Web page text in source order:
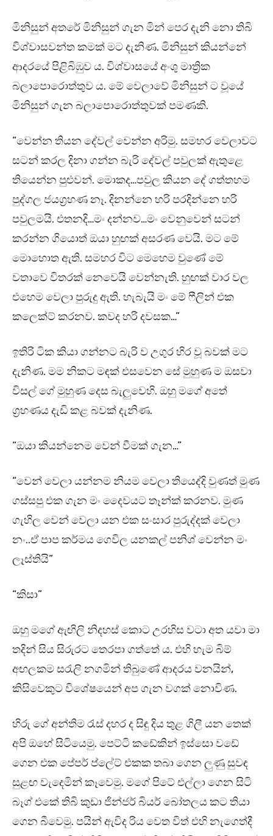
මිනිසුන් අතරේ මිනිසුන් ගැන මින් පෙර දැනි නො තිබි
විශ්වාසවන්ත කමක් මට දැනිණ. මිනිසුන් කියන්නේ
ආදරයේ පිළිබිඹුව ය. විශ්වාසයේ අංශු මාත්‍රික
බලාපොරොත්තුව ය. මේ වෙලාවේ මිනිසුන් ට වූයේ
මිනිසුන් ගැන බලාපොරොත්තුවක් පමණකි.
“වෙන්න තියන දේවල් වෙන්න අරිමු. සමහර වෙලාවට
සටන් කරල දිනා ගන්න බැරි දේවල් පවුලක් ඇතුළෙ
තියෙන්න පුළුවන්. මොකද…පවුල කියන දේ ගත්තහම
පුද්ගල ජයග්‍රහණ නෑ. දිනන්නෙ හරි පරදින්නෙ හරි
පවුලමයි. එතනදි…මං දන්නව…මං වෙනුවෙන් සටන්
කරන්න ගියොත් ඔයා හුඟක් අසරණ වෙයි. මට මේ
මොහොත ඇති. සමහර විට මෙහෙම වුණේ මේ
වතාවෙ විතරක් නෙවෙයි වෙන්නැති. හුඟක් වාර වල
එහෙම වෙලා පුරුදු ඇති. හැබැයි මං මේ ෆීලින් එක
කලෙක්ට් කරනව. කවද හරි දවසක…”
ඉතිරි ටික කියා ගන්නට බැරි ව උගුර හිර වූ බවක් මට
දැනිණ. මම නිකට මඳක් එසවෙන සේ මුහුණ ම ඔසවා
විසල් ගේ මුහුණ දෙස බැලුවෙහි. ඔහු මගේ අතේ
ග්‍රහණය දැඩි කළ බවක් දැනිණ.
“ඔයා කියන්නෙම වෙන් වීමක් ගැන…”
“වෙන් වෙලා යන්නම නියම වෙලා තියෙද්දි වුණත් මුණ
ගස්සපු එක ගැන මං දෛවයට තෑන්ක් කරනව. මුණ
ගැහිල වෙන් වෙලා යන එක සංසාර පුරුද්දක් වෙලා
නං..ඒ පාප කර්මය ගෙවිල යනකල් පනිශ් වෙන්න මං
ලෑස්තියි”
“කිසා”
ඔහු මගේ ඇඟිලි නිදහස් කොට උරහිස වටා අත යවා මා
තදින් සිය සිරුරට තෙරපා ගත්තේ ය. එහි හැම බිම්
අඟලකම සරැලි නගමින් තිබුණේ ආදරය වනයින්,
කිසිවෙකුට විශේෂයෙන් අප ගැන වගක් නොවිණ.
හිරු ගේ අන්තිම රැස් දහර ද සිඳු දිය තුළ ගිලී යන තෙක්
අපි ඔහේ සිටියෙමු. පෙට්ටි කඩේකින් ඉස්සො වඩේ
ගෙන එක පේපර් ප්ලේට් එකක තබා ගෙන ලුණු සුවඳ
සුළඟ වැදෙමින් කෑවෙමු. මගේ පිටේ එල්ලා ගෙන සිටි
බෑග් එකේ තිබි කුඩා ජින්ජර් බියර් බෝතලය කට තියා
ගෙන බීවෙමු. පයින් ඇවිද රිය වෙත විත් එහි නැගෙත්දී